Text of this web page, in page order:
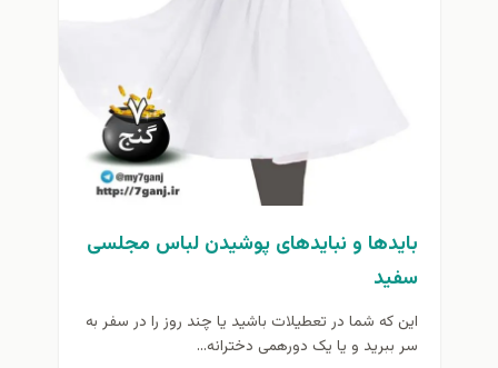
بایدها و نبایدهای پوشیدن لباس مجلسی
سفید
این که شما در تعطیلات باشید یا چند روز را در سفر به
سر ببرید و یا یک دورهمی دخترانه...